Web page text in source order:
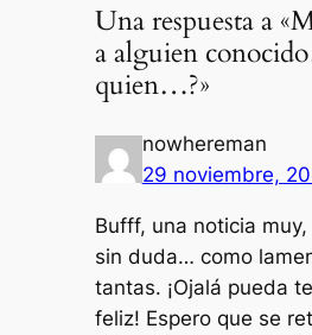
Una respuesta a
a alguien
quien…?»
nowhereman
29 noviembre,
Bufff, una noticia
sin duda… como
tantas. ¡Ojalá pueda
feliz! Espero que se